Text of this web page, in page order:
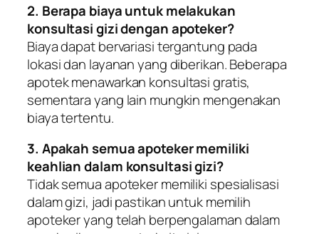
2. Berapa biaya untuk melakukan
konsultasi gizi dengan apoteker?
Biaya dapat bervariasi tergantung pada
lokasi dan layanan yang diberikan. Beberapa
apotek menawarkan konsultasi gratis,
sementara yang lain mungkin mengenakan
biaya tertentu.
3. Apakah semua apoteker memiliki
keahlian dalam konsultasi gizi?
Tidak semua apoteker memiliki spesialisasi
dalam gizi, jadi pastikan untuk memilih
apoteker yang telah berpengalaman dalam